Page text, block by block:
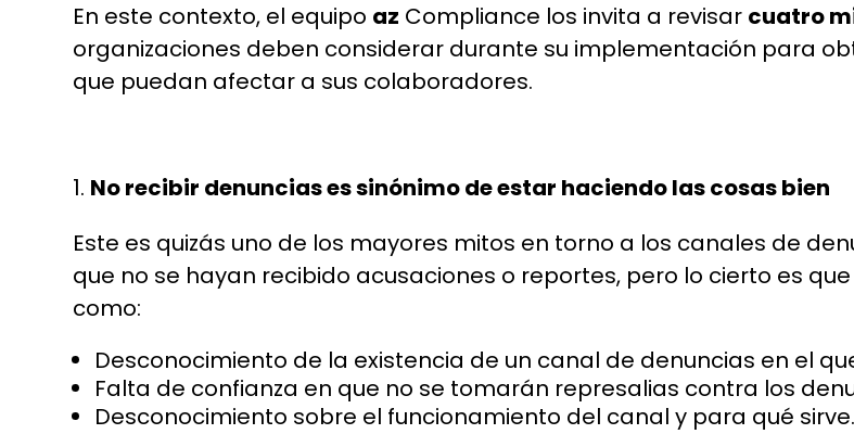
En este contexto, el equipo az Compliance los invita a revisar cuatro
organizaciones deben considerar durante su implementación para
que puedan afectar a sus colaboradores.
No recibir denuncias es sinónimo de estar haciendo las cosas bien
Este es quizás uno de los mayores mitos en torno a los canales de
que no se hayan recibido acusaciones o reportes, pero lo cierto es
como:
Desconocimiento de la existencia de un canal de denuncias en el
Falta de confianza en que no se tomarán represalias contra los
Desconocimiento sobre el funcionamiento del canal y para qué sirve.